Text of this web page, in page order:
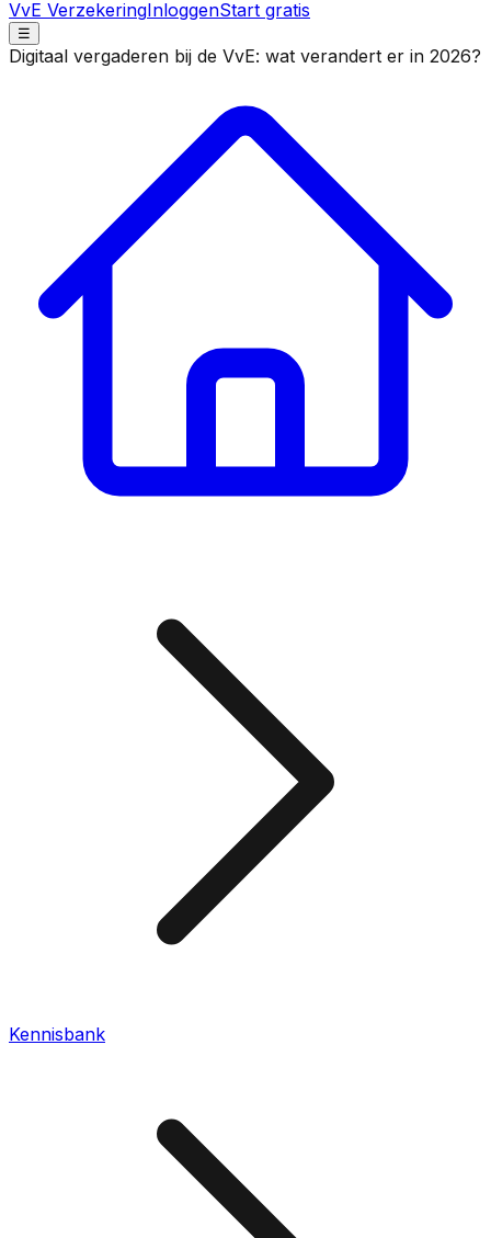
VvE VerzekeringInloggenStart gratis
☰
Digitaal vergaderen bij de VvE: wat verandert er in 2026?
Kennisbank